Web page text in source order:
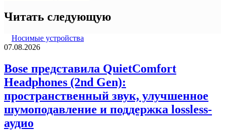
Читать следующую
Носимые устройства
07.08.2026
Bose представила QuietComfort
Headphones (2nd Gen):
пространственный звук, улучшенное
шумоподавление и поддержка lossless-
аудио